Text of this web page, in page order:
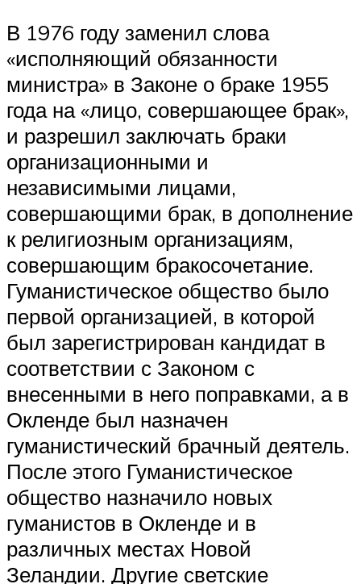
В 1976 году заменил слова
«исполняющий обязанности
министра» в Законе о браке 1955
года на «лицо, совершающее брак»,
и разрешил заключать браки
организационными и
независимыми лицами,
совершающими брак, в дополнение
к религиозным организациям,
совершающим бракосочетание.
Гуманистическое общество было
первой организацией, в которой
был зарегистрирован кандидат в
соответствии с Законом с
внесенными в него поправками, а в
Окленде был назначен
гуманистический брачный деятель.
После этого Гуманистическое
общество назначило новых
гуманистов в Окленде и в
различных местах Новой
Зеландии. Другие светские